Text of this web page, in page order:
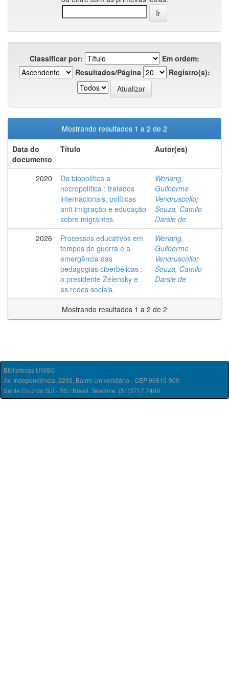
Classificar por:
Em ordem:
Resultados/Página
Registro(s):
Mostrando resultados 1 a 2 de 2
Data do
documento
Título Autor(es)
2020
Da biopolítica a
necropolítica : tratados
internacionais, políticas
anti-imigração e educação
sobre migrantes.
Werlang,
Guilherme
Vendruscollo;
Souza, Camilo
Darsie de
2026
Processos educativos em
tempos de guerra e a
emergência das
pedagogias ciberbélicas :
o presidente Zelensky e
as redes sociais.
Werlang,
Guilherme
Vendruscollo;
Souza, Camilo
Darsie de
Mostrando resultados 1 a 2 de 2
Bibliotecas UNISC
Av. Independência, 2293, Bairro Universitário - CEP 96815-900
Santa Cruz do Sul - RS / Brasil. Telefone: (51)3717.7409